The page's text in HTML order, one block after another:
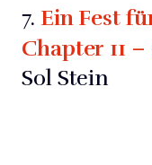
7. Ein Fest
Chapter 11
Sol Stein